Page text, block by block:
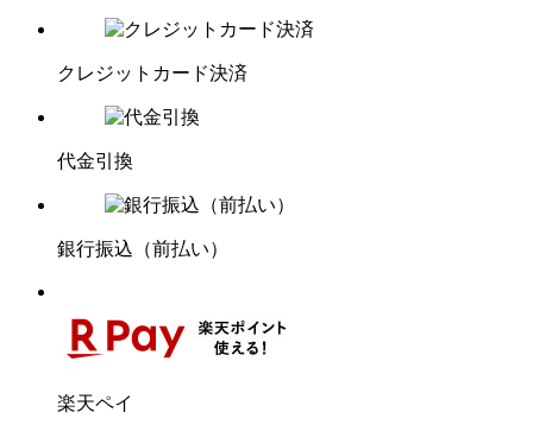
クレジットカード決済
代金引換
銀行振込（前払い）
楽天ペイ